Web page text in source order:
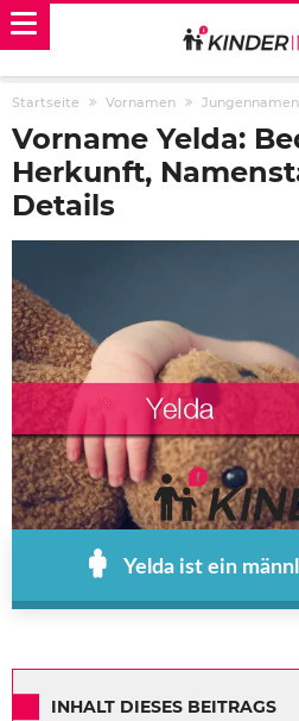
Startseite Vornamen Jungennamen
Vorname Yelda:
Herkunft,
Details
Yelda ist ein
INHALT DIESES BEITRAGS